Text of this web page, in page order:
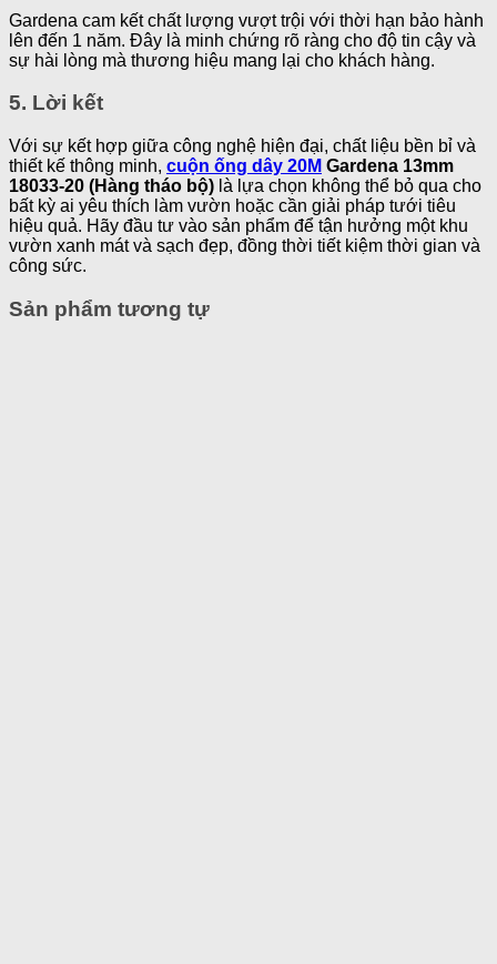
Gardena cam kết chất lượng vượt trội với thời hạn bảo hành
lên đến 1 năm. Đây là minh chứng rõ ràng cho độ tin cậy và
sự hài lòng mà thương hiệu mang lại cho khách hàng.
5. Lời kết
Với sự kết hợp giữa công nghệ hiện đại, chất liệu bền bỉ và
thiết kế thông minh, cuộn ống dây 20M Gardena 13mm
18033-20 (Hàng tháo bộ) là lựa chọn không thể bỏ qua cho
bất kỳ ai yêu thích làm vườn hoặc cần giải pháp tưới tiêu
hiệu quả. Hãy đầu tư vào sản phẩm để tận hưởng một khu
vườn xanh mát và sạch đẹp, đồng thời tiết kiệm thời gian và
công sức.
Sản phẩm tương tự